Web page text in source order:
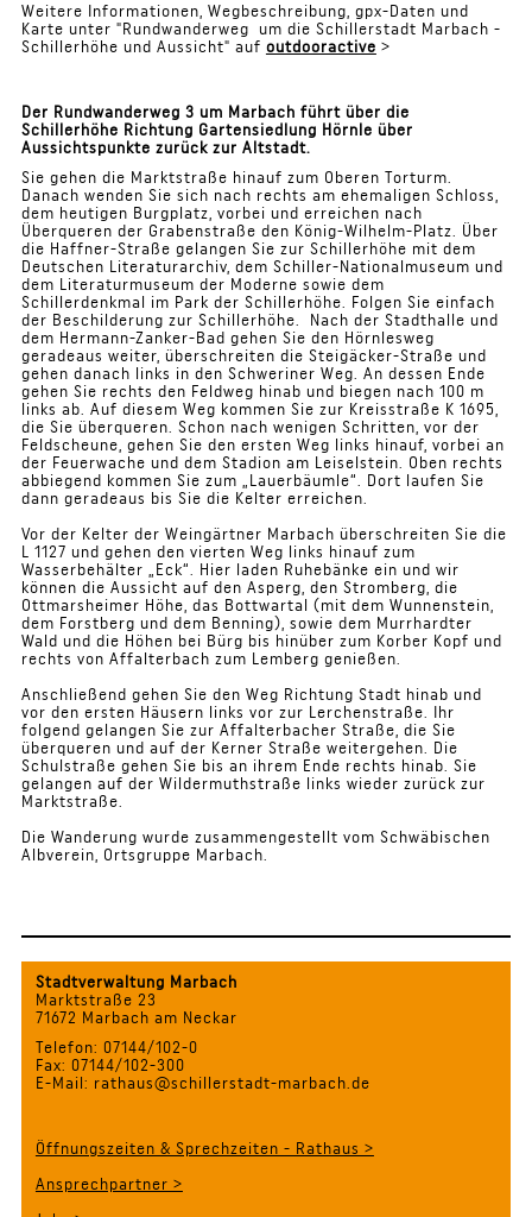
Weitere Informationen, Wegbeschreibung, gpx-Daten und
Karte unter "Rundwanderweg um die Schillerstadt Marbach -
Schillerhöhe und Aussicht" auf outdooractive >
Der Rundwanderweg 3 um Marbach führt über die
Schillerhöhe Richtung Gartensiedlung Hörnle über
Aussichtspunkte zurück zur Altstadt.
Sie gehen die Marktstraße hinauf zum Oberen Torturm.
Danach wenden Sie sich nach rechts am ehemaligen Schloss,
dem heutigen Burgplatz, vorbei und erreichen nach
Überqueren der Grabenstraße den König-Wilhelm-Platz. Über
die Haffner-Straße gelangen Sie zur Schillerhöhe mit dem
Deutschen Literaturarchiv, dem Schiller-Nationalmuseum und
dem Literaturmuseum der Moderne sowie dem
Schillerdenkmal im Park der Schillerhöhe. Folgen Sie einfach
der Beschilderung zur Schillerhöhe. Nach der Stadthalle und
dem Hermann-Zanker-Bad gehen Sie den Hörnlesweg
geradeaus weiter, überschreiten die Steigäcker-Straße und
gehen danach links in den Schweriner Weg. An dessen Ende
gehen Sie rechts den Feldweg hinab und biegen nach 100 m
links ab. Auf diesem Weg kommen Sie zur Kreisstraße K 1695,
die Sie überqueren. Schon nach wenigen Schritten, vor der
Feldscheune, gehen Sie den ersten Weg links hinauf, vorbei an
der Feuerwache und dem Stadion am Leiselstein. Oben rechts
abbiegend kommen Sie zum „Lauerbäumle“. Dort laufen Sie
dann geradeaus bis Sie die Kelter erreichen.
Vor der Kelter der Weingärtner Marbach überschreiten Sie die
L 1127 und gehen den vierten Weg links hinauf zum
Wasserbehälter „Eck“. Hier laden Ruhebänke ein und wir
können die Aussicht auf den Asperg, den Stromberg, die
Ottmarsheimer Höhe, das Bottwartal (mit dem Wunnenstein,
dem Forstberg und dem Benning), sowie dem Murrhardter
Wald und die Höhen bei Bürg bis hinüber zum Korber Kopf und
rechts von Affalterbach zum Lemberg genießen.
Anschließend gehen Sie den Weg Richtung Stadt hinab und
vor den ersten Häusern links vor zur Lerchenstraße. Ihr
folgend gelangen Sie zur Affalterbacher Straße, die Sie
überqueren und auf der Kerner Straße weitergehen. Die
Schulstraße gehen Sie bis an ihrem Ende rechts hinab. Sie
gelangen auf der Wildermuthstraße links wieder zurück zur
Marktstraße.
Die Wanderung wurde zusammengestellt vom Schwäbischen
Albverein, Ortsgruppe Marbach.
Stadtverwaltung Marbach
Marktstraße 23
71672 Marbach am Neckar
Telefon: 07144/102-0
Fax: 07144/102-300
E-Mail: rathaus@schillerstadt-marbach.de
Öffnungszeiten & Sprechzeiten - Rathaus >
Ansprechpartner >